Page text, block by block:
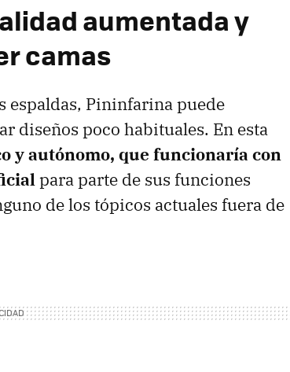
aumentada y
camas
espaldas, Pininfarina puede
diseños poco habituales. En esta
y autónomo, que funcionaría con
para parte de sus funciones
de los tópicos actuales fuera de